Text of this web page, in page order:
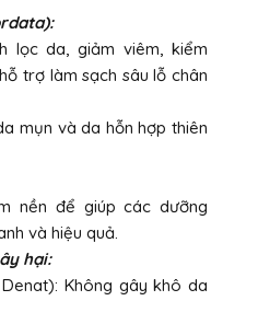
lọc da, giảm viêm, kiểm
trợ làm sạch sâu lỗ chân
mụn và da hỗn hợp thiên
nền để giúp các dưỡng
và hiệu quả.
hại:
Không gây khô da